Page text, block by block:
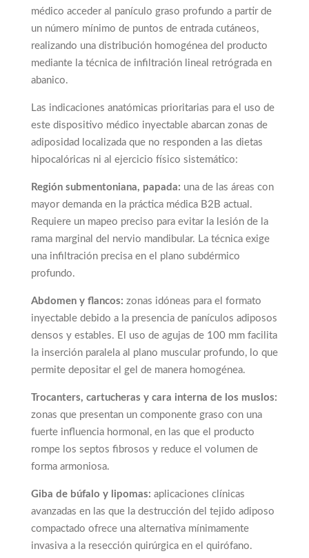
médico acceder al panículo graso profundo a partir de
un número mínimo de puntos de entrada cutáneos,
realizando una distribución homogénea del producto
mediante la técnica de infiltración lineal retrógrada en
abanico.
Las indicaciones anatómicas prioritarias para el uso de
este dispositivo médico inyectable abarcan zonas de
adiposidad localizada que no responden a las dietas
hipocalóricas ni al ejercicio físico sistemático:
Región submentoniana, papada: una de las áreas con
mayor demanda en la práctica médica B2B actual.
Requiere un mapeo preciso para evitar la lesión de la
rama marginal del nervio mandibular. La técnica exige
una infiltración precisa en el plano subdérmico
profundo.
Abdomen y flancos: zonas idóneas para el formato
inyectable debido a la presencia de panículos adiposos
densos y estables. El uso de agujas de 100 mm facilita
la inserción paralela al plano muscular profundo, lo que
permite depositar el gel de manera homogénea.
Trocanters, cartucheras y cara interna de los muslos:
zonas que presentan un componente graso con una
fuerte influencia hormonal, en las que el producto
rompe los septos fibrosos y reduce el volumen de
forma armoniosa.
Giba de búfalo y lipomas: aplicaciones clínicas
avanzadas en las que la destrucción del tejido adiposo
compactado ofrece una alternativa mínimamente
invasiva a la resección quirúrgica en el quirófano.